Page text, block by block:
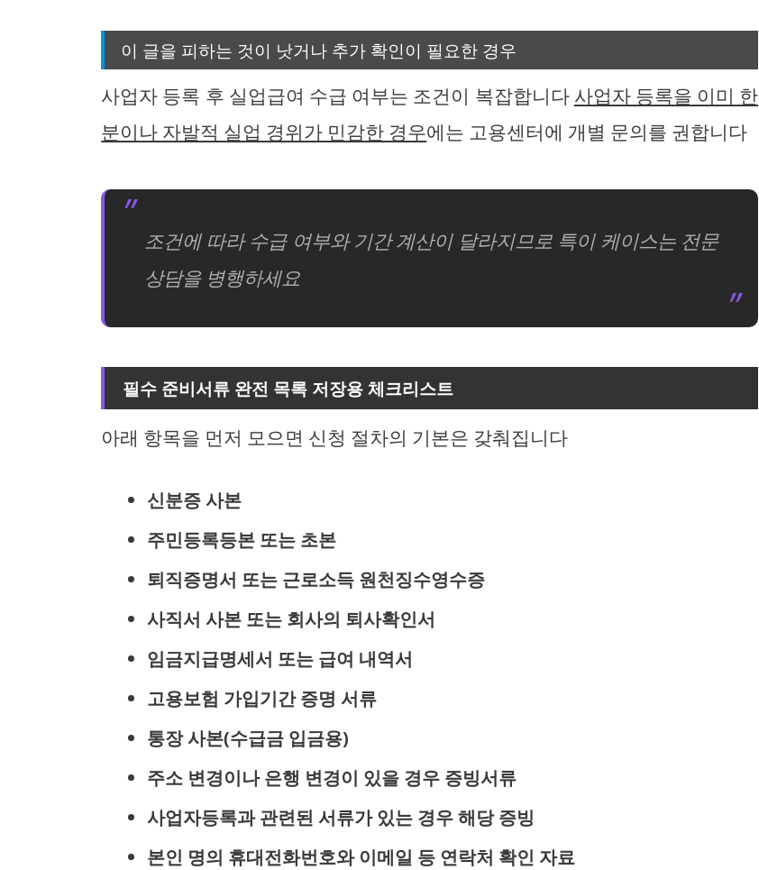
이 글을 피하는 것이 낫거나 추가 확인이 필요한 경우
사업자 등록 후 실업급여 수급 여부는 조건이 복잡합니다 사업자 등록을 이미 한
분이나 자발적 실업 경위가 민감한 경우에는 고용센터에 개별 문의를 권합니다
조건에 따라 수급 여부와 기간 계산이 달라지므로 특이 케이스는 전문
상담을 병행하세요
필수 준비서류 완전 목록 저장용 체크리스트
아래 항목을 먼저 모으면 신청 절차의 기본은 갖춰집니다
신분증 사본
주민등록등본 또는 초본
퇴직증명서 또는 근로소득 원천징수영수증
사직서 사본 또는 회사의 퇴사확인서
임금지급명세서 또는 급여 내역서
고용보험 가입기간 증명 서류
통장 사본(수급금 입금용)
주소 변경이나 은행 변경이 있을 경우 증빙서류
사업자등록과 관련된 서류가 있는 경우 해당 증빙
본인 명의 휴대전화번호와 이메일 등 연락처 확인 자료